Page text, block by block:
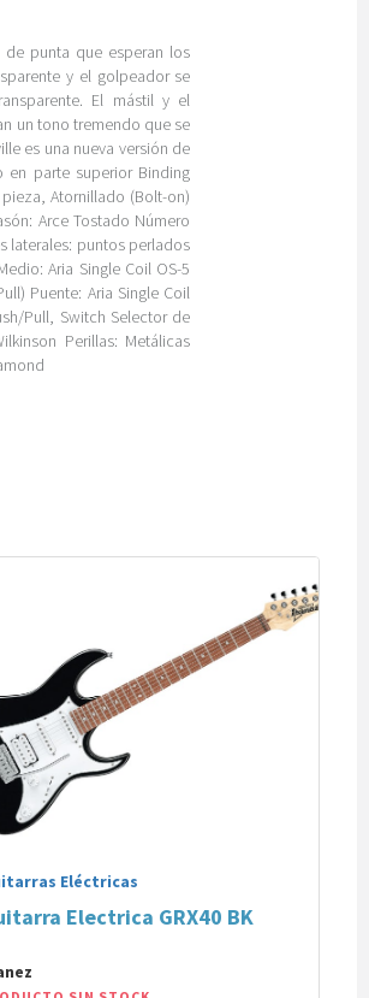
de punta que esperan los
y el golpeador se
El mástil y el
un tono tremendo que se
es una nueva versión de
en parte superior Binding
Atornillado (Bolt-on)
Arce Tostado Número
laterales: puntos perlados
Aria Single Coil OS-5
Puente: Aria Single Coil
Pull, Switch Selector de
Perillas: Metálicas
Eléctricas
Electrica GRX40 BK